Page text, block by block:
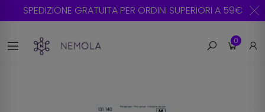
SPEDIZIONE GRATUITA PER ORDINI SUPERIORI A 59€
0